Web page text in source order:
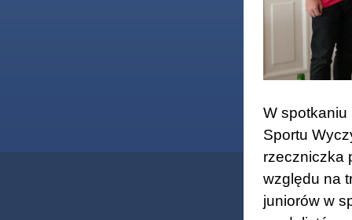
W spotkaniu
Sportu
rzeczniczka
względu na
juniorów w